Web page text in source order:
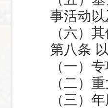
事活动
（六）
第八条
（一）
（二）
（三）